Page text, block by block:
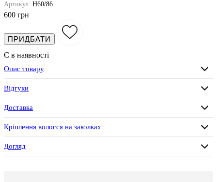
Артикул: H60/86
600 грн
ПРИДБАТИ
Є в наявності
Опис товару
Відгуки
Доставка
Кріплення волосся на заколках
Догляд